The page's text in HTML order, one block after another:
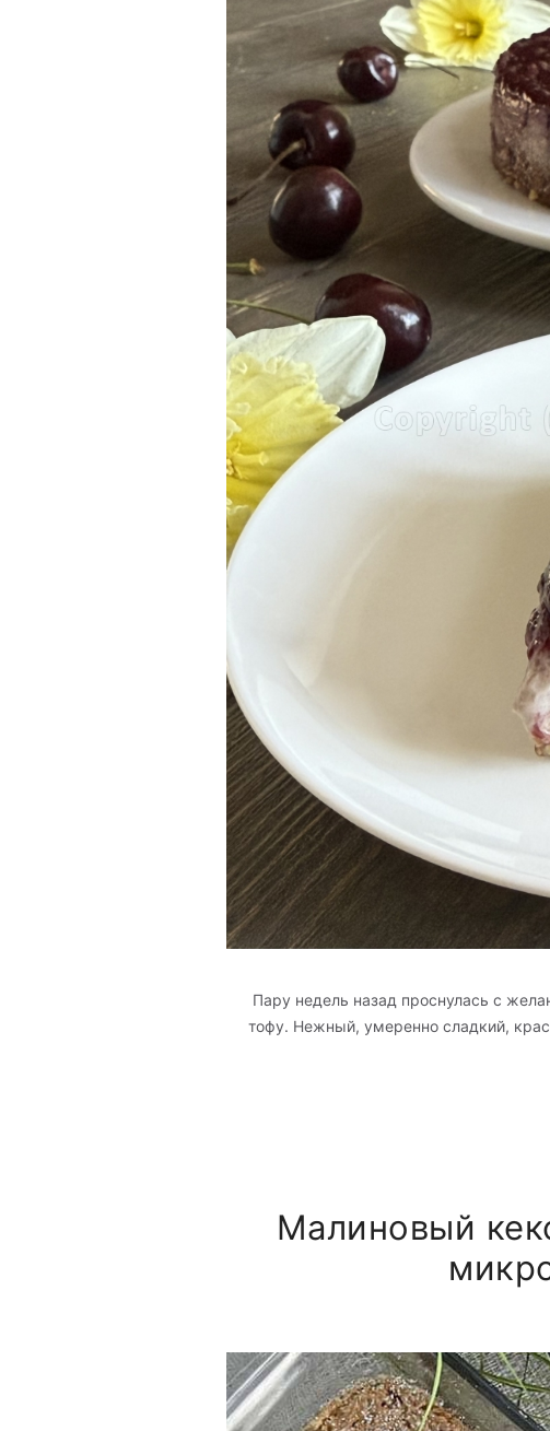
Пару недель назад проснулась с
тофу. Нежный, умеренно сладкий,
Малиновый